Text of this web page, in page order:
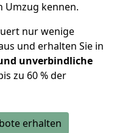
Umzug kennen.
nur wenige
und erhalten Sie in
unverbindliche
zu 60 % der
erhalten